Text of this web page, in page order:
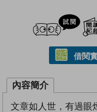
試
借閱
內容簡介
文章如人世，有過眼